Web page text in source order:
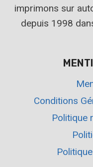
imprimons sur
depuis 1998
Conditions
Politique